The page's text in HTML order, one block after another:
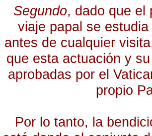
Segundo, dado que el
viaje papal se
antes de cualquier
que esta actuación y
aprobadas por el
propio
Por lo tanto, la